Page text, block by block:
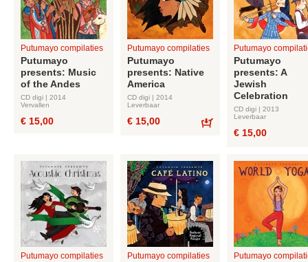
Putumayo compilaties
Putumayo
presents: Music
of the Andes
CD digi | 2014
Vervallen
€ 15,00
Putumayo compilaties
Putumayo
presents: Native
America
CD digi | 2014
Leverbaar
€ 15,00
Putumayo
Putumayo
presents: A
Jewish
Celebration
CD digi | 2013
Leverbaar
€ 15,00
Putumayo compilaties Putumayo compilaties Putumayo